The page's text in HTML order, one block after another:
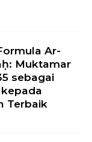
Ar-
Muktamar
sebagai
Terbaik